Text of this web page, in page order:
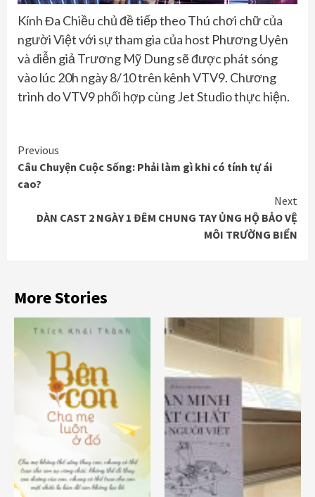
Kính Đa Chiều chủ đề tiếp theo Thú chơi chữ của
người Việt với sự tham gia của host Phương Uyên
và diễn giả Trương Mỹ Dung sẽ được phát sóng
vào lúc 20h ngày 8/10 trên kênh VTV9. Chương
trình do VTV9 phối hợp cùng Jet Studio thực hiện.
Continue
Reading
Previous
Câu Chuyện Cuộc Sống: Phải làm gì khi có tính tự ái
cao?
Next
DÀN CAST 2 NGÀY 1 ĐÊM CHUNG TAY ỦNG HỘ BẢO VỆ
MÔI TRƯỜNG BIỂN
More Stories